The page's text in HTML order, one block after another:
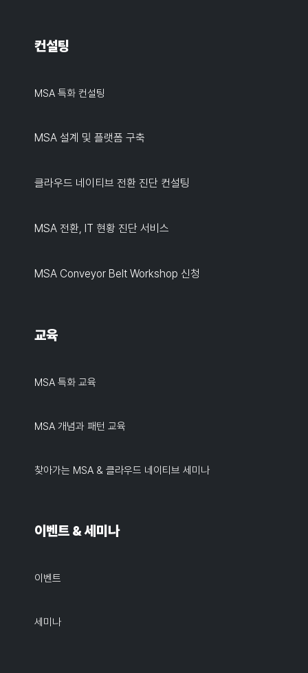
컨설팅
MSA 특화 컨설팅
MSA 설계 및 플랫폼 구축
클라우드 네이티브 전환 진단 컨설팅
MSA 전환, IT 현황 진단 서비스
MSA Conveyor Belt Workshop 신청
교육
MSA 특화 교육
MSA 개념과 패턴 교육
찾아가는 MSA & 클라우드 네이티브 세미나
이벤트 & 세미나
이벤트
세미나